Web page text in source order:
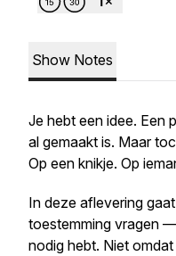
Show Notes
Je hebt een idee. Een
al gemaakt is. Maar
Op een knikje. Op
In deze aflevering
toestemming vragen
nodig hebt. Niet